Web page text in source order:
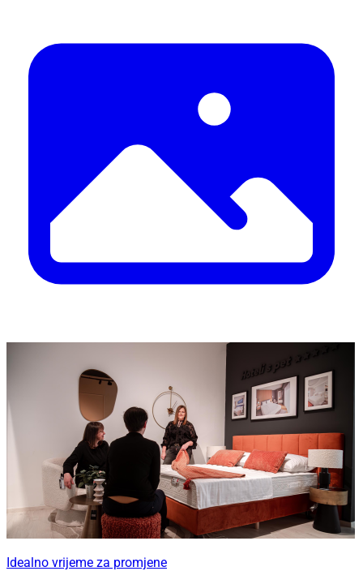
Idealno vrijeme za promjene